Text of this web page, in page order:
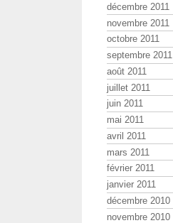
décembre 2011
novembre 2011
octobre 2011
septembre 2011
août 2011
juillet 2011
juin 2011
mai 2011
avril 2011
mars 2011
février 2011
janvier 2011
décembre 2010
novembre 2010